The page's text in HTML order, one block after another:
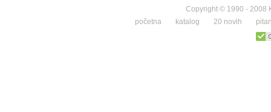
Copyright © 1990 - 2008
početna
katalog 20 novih